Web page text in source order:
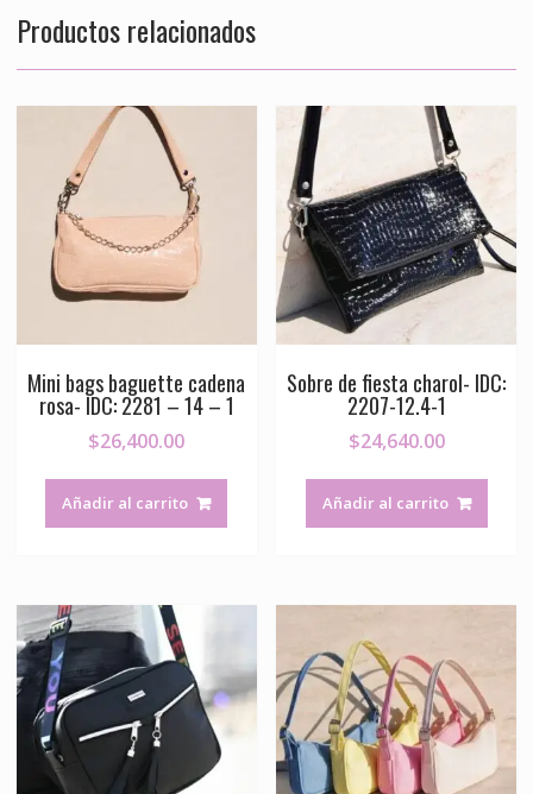
Productos relacionados
Mini bags baguette cadena
rosa- IDC: 2281 – 14 – 1
$26,400.00
Añadir al carrito
Sobre de fiesta charol- IDC:
2207-12.4-1
$24,640.00
Añadir al carrito